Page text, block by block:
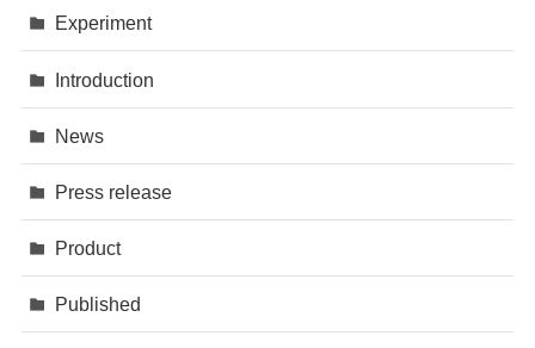
Experiment
Introduction
News
Press release
Product
Published